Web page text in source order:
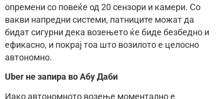
опремени со повеќе од 20 сензори и камери. Со
вакви напредни системи, патниците можат да
бидат сигурни дека возењето ќе биде безбедно и
ефикасно, и покрај тоа што возилото е целосно
автономно.
Uber не запира во Абу Даби
Иако автономното возење моментално е